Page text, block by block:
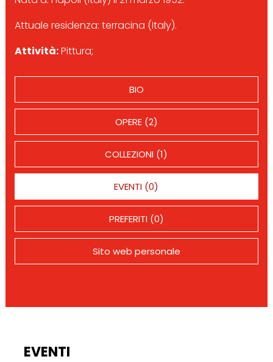
Attuale residenza: terracina (Italy).
Attività:Pittura;
BIO
OPERE (2)
COLLEZIONI (1)
EVENTI (0)
PREFERITI (0)
Sito web personale
EVENTI